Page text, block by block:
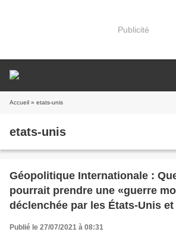
Publicité
Accueil » etats-unis
etats-unis
Géopolitique Internationale :
pourrait prendre une «guerre
déclenchée par les États-Unis
Publié le 27/07/2021 à 08:31